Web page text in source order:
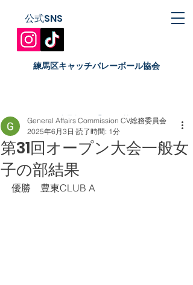
​練馬区キャッチバレーボール協会
公式SNS
catch70gac@gmail.com
第31回オープン大会一般女
子の部結果
General Affairs Commission CV総務委員会
2025年6月3日 読了時間: 1分
優勝　豊東CLUB A